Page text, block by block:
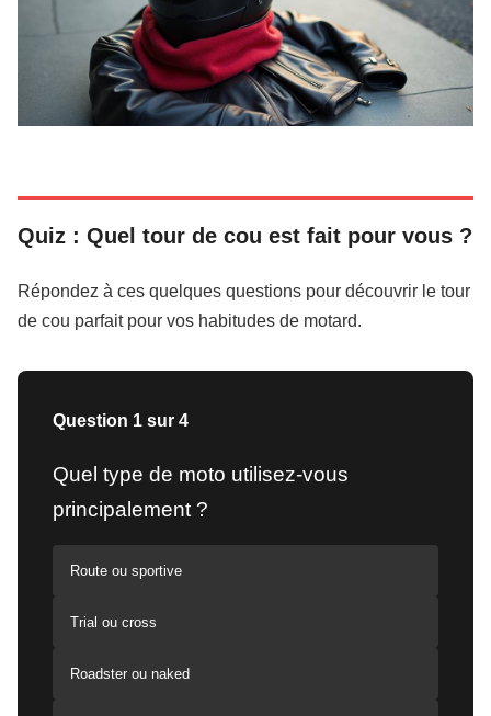
Quiz : Quel tour de cou est fait pour vous ?
Répondez à ces quelques questions pour découvrir le tour
de cou parfait pour vos habitudes de motard.
Question 1 sur 4
Quel type de moto utilisez-vous
principalement ?
Route ou sportive
Trial ou cross
Roadster ou naked